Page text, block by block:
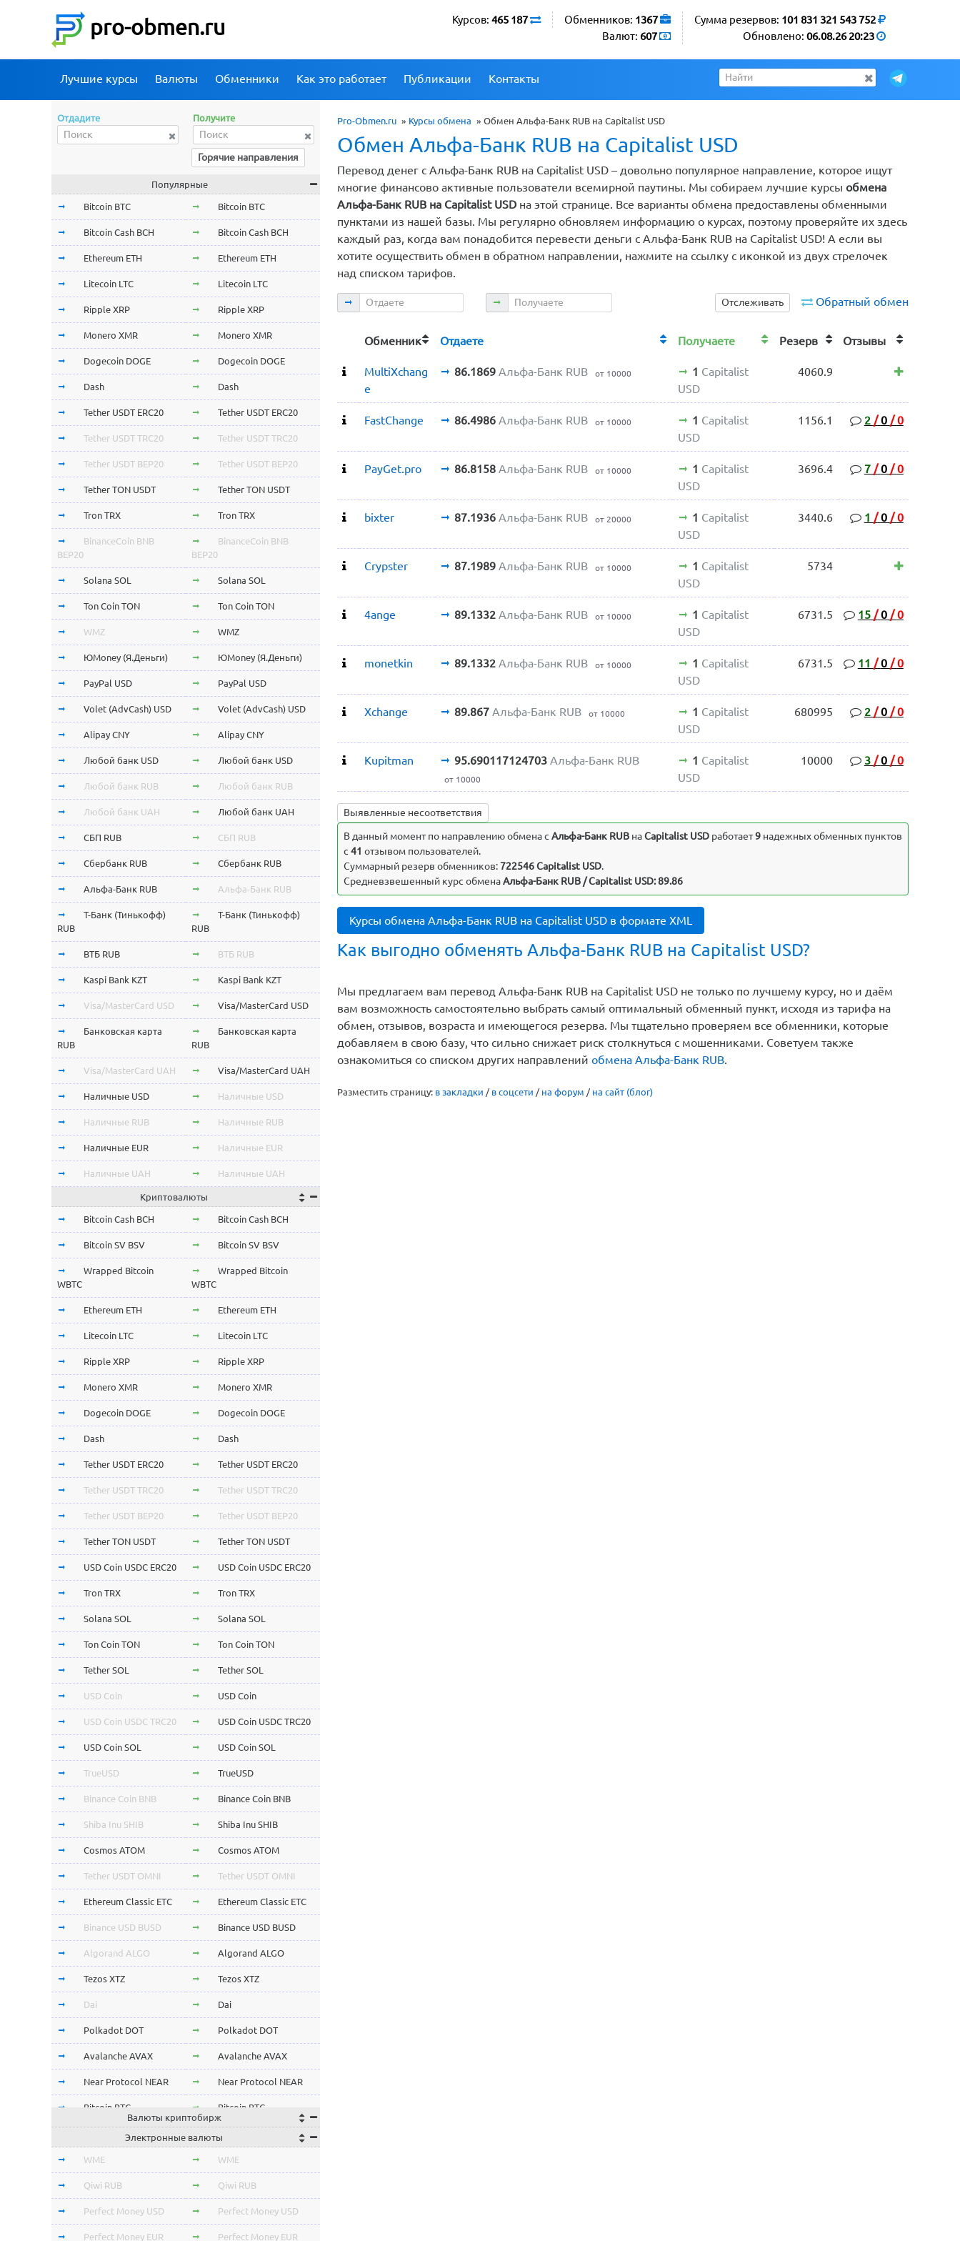
pro-obmen.ru Сумма резервов: 101 831 321 543 752
Обновлено: 06.08.26 20:23
Обменников: 1367
Валют: 607
Курсов: 465 187
Лучшие курсы Валюты Обменники Как это работает Публикации Контакты
Pro-Obmen.ru » Курсы обмена » Обмен Альфа-Банк RUB на Capitalist USD
Обмен Альфа-Банк RUB на Capitalist USD
Перевод денег с Альфа-Банк RUB на Capitalist USD – довольно популярное направление, которое ищут
многие финансово активные пользователи всемирной паутины. Мы собираем лучшие курсы обмена
Альфа-Банк RUB на Capitalist USD на этой странице. Все варианты обмена предоставлены обменными
пунктами из нашей базы. Мы регулярно обновляем информацию о курсах, поэтому проверяйте их здесь
каждый раз, когда вам понадобится перевести деньги с Альфа-Банк RUB на Capitalist USD! А если вы
хотите осуществить обмен в обратном направлении, нажмите на ссылку с иконкой из двух стрелочек
над списком тарифов.
Обратный обмен
Отслеживать
Отдаете Получаете
Обменник Отдаете Получаете Резерв Отзывы
MultiXchang
e
86.1869 Альфа-Банк RUB от 10000 1 Capitalist
USD
4060.9
FastChange 86.4986 Альфа-Банк RUB от 10000 1 Capitalist
USD
1156.1 2 / 0 / 0
PayGet.pro 86.8158 Альфа-Банк RUB от 10000 1 Capitalist
USD
3696.4 7 / 0 / 0
bixter 87.1936 Альфа-Банк RUB от 20000 1 Capitalist
USD
3440.6 1 / 0 / 0
Crypster 87.1989 Альфа-Банк RUB от 10000 1 Capitalist
USD
5734
4ange 89.1332 Альфа-Банк RUB от 10000 1 Capitalist
USD
6731.5 15 / 0 / 0
monetkin 89.1332 Альфа-Банк RUB от 10000 1 Capitalist
USD
6731.5 11 / 0 / 0
Xchange 89.867 Альфа-Банк RUB от 10000 1 Capitalist
USD
680995 2 / 0 / 0
Kupitman 95.690117124703 Альфа-Банк RUB
от 10000
1 Capitalist
USD
10000 3 / 0 / 0
Выявленные несоответствия
В данный момент по направлению обмена c Альфа-Банк RUB наCapitalist USD работает9 надежных обменных пунктов
с 41 отзывом пользователей.
Суммарный резерв обменников:722546 Capitalist USD.
Средневзвешенный курс обменаАльфа-Банк RUB / Capitalist USD: 89.86
Курсы обмена Альфа-Банк RUB на Capitalist USD в формате XML
Как выгодно обменять Альфа-Банк RUB на Capitalist USD?
Мы предлагаем вам перевод Альфа-Банк RUB на Capitalist USD не только по лучшему курсу, но и даём
вам возможность самостоятельно выбрать самый оптимальный обменный пункт, исходя из тарифа на
обмен, отзывов, возраста и имеющегося резерва. Мы тщательно проверяем все обменники, которые
добавляем в свою базу, что сильно снижает риск столкнуться с мошенниками. Советуем также
ознакомиться со списком других направлений обмена Альфа-Банк RUB.
Разместить страницу: в закладки / в соцсети / на форум / на сайт (блог)
Отдадите Получите
Горячие направления
Популярные
Bitcoin BTC Bitcoin BTC
Bitcoin Cash BCH Bitcoin Cash BCH
Ethereum ETH Ethereum ETH
Litecoin LTC Litecoin LTC
Ripple XRP Ripple XRP
Monero XMR Monero XMR
Dogecoin DOGE Dogecoin DOGE
Dash Dash
Tether USDT ERC20 Tether USDT ERC20
Tether USDT TRC20 Tether USDT TRC20
Tether USDT BEP20 Tether USDT BEP20
Tether TON USDT Tether TON USDT
Tron TRX Tron TRX
BinanceCoin BNB
BEP20
BinanceCoin BNB
BEP20
Solana SOL Solana SOL
Ton Coin TON Ton Coin TON
WMZ WMZ
ЮMoney (Я.Деньги) ЮMoney (Я.Деньги)
PayPal USD PayPal USD
Volet (AdvCash) USD Volet (AdvCash) USD
Alipay CNY Alipay CNY
Любой банк USD Любой банк USD
Любой банк RUB Любой банк RUB
Любой банк UAH Любой банк UAH
СБП RUB СБП RUB
Сбербанк RUB Сбербанк RUB
Альфа-Банк RUB Альфа-Банк RUB
Т-Банк (Тинькофф)
RUB
Т-Банк (Тинькофф)
RUB
ВТБ RUB ВТБ RUB
Kaspi Bank KZT Kaspi Bank KZT
Visa/MasterCard USD Visa/MasterCard USD
Банковская карта
RUB
Банковская карта
RUB
Visa/MasterCard UAH Visa/MasterCard UAH
Наличные USD Наличные USD
Наличные RUB Наличные RUB
Наличные EUR Наличные EUR
Наличные UAH Наличные UAH
Криптовалюты
Bitcoin Cash BCH Bitcoin Cash BCH
Bitcoin SV BSV Bitcoin SV BSV
Wrapped Bitcoin
WBTC
Wrapped Bitcoin
WBTC
Ethereum ETH Ethereum ETH
Litecoin LTC Litecoin LTC
Ripple XRP Ripple XRP
Monero XMR Monero XMR
Dogecoin DOGE Dogecoin DOGE
Dash Dash
Tether USDT ERC20 Tether USDT ERC20
Tether USDT TRC20 Tether USDT TRC20
Tether USDT BEP20 Tether USDT BEP20
Tether TON USDT Tether TON USDT
USD Coin USDC ERC20 USD Coin USDC ERC20
Tron TRX Tron TRX
Solana SOL Solana SOL
Ton Coin TON Ton Coin TON
Tether SOL Tether SOL
USD Coin USD Coin
USD Coin USDC TRC20 USD Coin USDC TRC20
USD Coin SOL USD Coin SOL
TrueUSD TrueUSD
Binance Coin BNB Binance Coin BNB
Shiba Inu SHIB Shiba Inu SHIB
Cosmos ATOM Cosmos ATOM
Tether USDT OMNI Tether USDT OMNI
Ethereum Classic ETC Ethereum Classic ETC
Binance USD BUSD Binance USD BUSD
Algorand ALGO Algorand ALGO
Tezos XTZ Tezos XTZ
Dai Dai
Polkadot DOT Polkadot DOT
Avalanche AVAX Avalanche AVAX
Near Protocol NEAR Near Protocol NEAR
Bitcoin BTC Bitcoin BTC
Terra LUNA
Cardano ADA Cardano ADA
OmiseGo OMG OmiseGo OMG
Verge XVG Verge XVG
BitTorrent BTT BitTorrent BTT
Валюты криптобирж
Электронные валюты
WME WME
Qiwi RUB Qiwi RUB
Perfect Money USD Perfect Money USD
Perfect Money EUR Perfect Money EUR